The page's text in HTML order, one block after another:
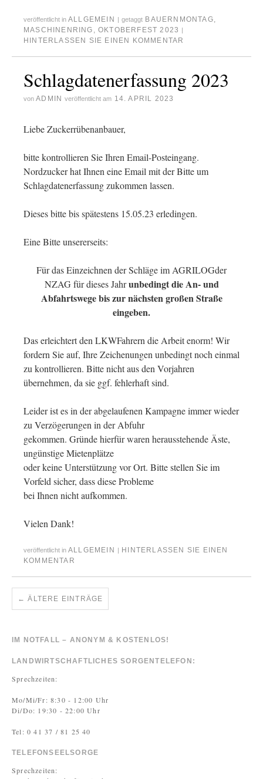
veröffentlicht in ALLGEMEIN getaggt BAUERNMONTAG,
MASCHINENRING ,OKTOBERFEST 2023
HINTERLASSEN SIE EINEN KOMMENTAR
Schlagdatenerfassung 2023
von ADMIN veröffentlicht am 14. APRIL 2023
Liebe Zuckerrübenanbauer,
bitte kontrollieren Sie Ihren Email-Posteingang.
Nordzucker hat Ihnen eine Email mit der Bitte um
Schlagdatenerfassung zukommen lassen.
Dieses bitte bis spätestens 15.05.23 erledingen.
Eine Bitte unsererseits:
Für das Einzeichnen der Schläge im AGRILOGder
NZAG für dieses Jahrunbedingt die An- und
Abfahrtswege bis zur nächsten großen Straße
eingeben.
Das erleichtert den LKWFahrern die Arbeit enorm! Wir
fordern Sie auf, Ihre Zeichenungen unbedingt noch einmal
zu kontrollieren. Bitte nicht aus den Vorjahren
übernehmen, da sie ggf. fehlerhaft sind.
Leider ist es in der abgelaufenen Kampagne immer wieder
zu Verzögerungen in der Abfuhr
gekommen. Gründe hierfür waren herausstehende Äste,
ungünstige Mietenplätze
oder keine Unterstützung vor Ort. Bitte stellen Sie im
Vorfeld sicher, dass diese Probleme
bei Ihnen nicht aufkommen.
Vielen Dank!
veröffentlicht in ALLGEMEIN
HINTERLASSEN SIE EINEN
KOMMENTAR
← ÄLTERE EINTRÄGE
IM NOTFALL – ANONYM & KOSTENLOS!
LANDWIRTSCHAFTLICHES SORGENTELEFON:
Sprechzeiten:
Mo/Mi/Fr: 8:30 - 12:00 Uhr
Di/Do: 19:30 - 22:00 Uhr
Tel: 0 41 37 / 81 25 40
TELEFONSEELSORGE
Sprechzeiten: